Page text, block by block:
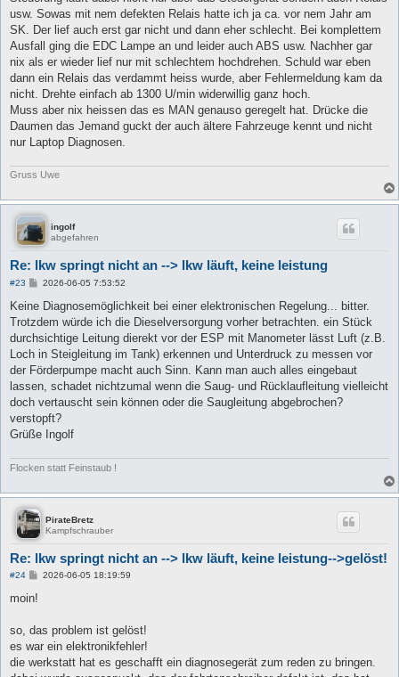
usw. Sowas mit nem defekten Relais hatte ich ja ca. vor nem Jahr am
SK. Der lief auch erst gar nicht und dann eher schlecht. Bei komplettem
Ausfall ging die EDC Lampe an und leider auch ABS usw. Nachher gar
nix als er wieder lief nur mit schlechtem hochdrehen. Schuld war eben
dann ein Relais das verdammt heiss wurde, aber Fehlermeldung kam da
nicht. Drehte einfach ab 1300 U/min widerwillig ganz hoch.
Muss aber nix heissen das es MAN genauso geregelt hat. Drücke die
Daumen das Jemand guckt der auch ältere Fahrzeuge kennt und nicht
nur Laptop Diagnosen.
Gruss Uwe
ingolf
abgefahren
Re: lkw springt nicht an --> lkw läuft, keine leistung
#23
B
i
r
a
2026-06-05 7:53:52
Keine Diagnosemöglichkeit bei einer elektronischen Regelung... bitter.
Trotzdem würde ich die Dieselversorgung vorher betrachten. ein Stück
durchsichtige Leitung dierekt vor der ESP mit Manometer lässt Luft (z.B.
Loch in Steigleitung im Tank) erkennen und Unterdruck zu messen vor
der Förderpumpe macht auch Sinn. Kann man auch alles eingebaut
lassen, schadet nichtzumal wenn die Saug- und Rücklaufleitung vielleicht
doch vertauscht sein können oder die Saugleitung abgebrochen?
verstopft?
Grüße Ingolf
Flocken statt Feinstaub !
PirateBretz
Kampfschrauber
Re: lkw springt nicht an --> lkw läuft, keine leistung-->gelöst!
#24
B
a
2026-06-05 18:19:59
moin!
so, das problem ist gelöst!
es war ein elektronikfehler!
die werkstatt hat es geschafft ein diagnosegerät zum reden zu bringen.